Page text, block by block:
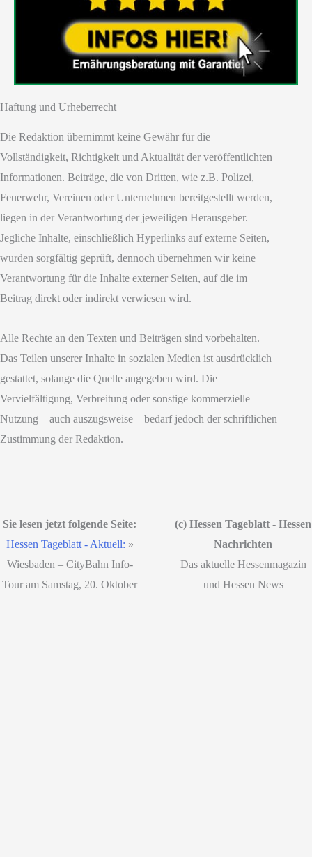
Haftung und Urheberrecht
Die Redaktion übernimmt keine Gewähr für die
Vollständigkeit, Richtigkeit und Aktualität der veröffentlichten
Informationen. Beiträge, die von Dritten, wie z.B. Polizei,
Feuerwehr, Vereinen oder Unternehmen bereitgestellt werden,
liegen in der Verantwortung der jeweiligen Herausgeber.
Jegliche Inhalte, einschließlich Hyperlinks auf externe Seiten,
wurden sorgfältig geprüft, dennoch übernehmen wir keine
Verantwortung für die Inhalte externer Seiten, auf die im
Beitrag direkt oder indirekt verwiesen wird.
Alle Rechte an den Texten und Beiträgen sind vorbehalten.
Das Teilen unserer Inhalte in sozialen Medien ist ausdrücklich
gestattet, solange die Quelle angegeben wird. Die
Vervielfältigung, Verbreitung oder sonstige kommerzielle
Nutzung – auch auszugsweise – bedarf jedoch der schriftlichen
Zustimmung der Redaktion.
Sie lesen jetzt folgende Seite:
Hessen Tageblatt - Aktuell: »
Wiesbaden – CityBahn Info-
Tour am Samstag, 20. Oktober
(c) Hessen Tageblatt - Hessen
Nachrichten
Das aktuelle Hessenmagazin
und Hessen News